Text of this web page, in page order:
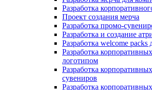
Разработка
Проект создания мерча
Разработка промо-
Разработка и создание
Разработка welcome packs
Разработка
логотипом
Разработка
сувениров
Разработка